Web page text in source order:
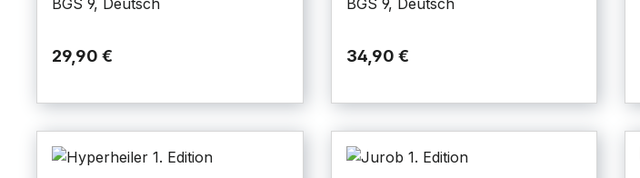
BGS 9, Deutsch
29,90 €
BGS 9, Deutsch
34,90 €